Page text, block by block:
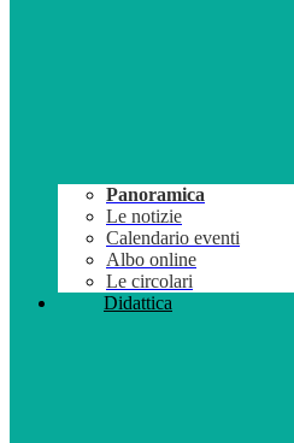
Panoramica
Le notizie
Calendario eventi
Albo online
Le circolari
Didattica